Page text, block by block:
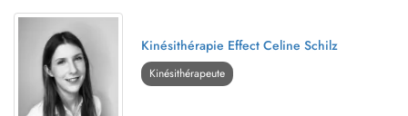
Kinésithérapie Effect Celine Schilz
Kinésithérapeute